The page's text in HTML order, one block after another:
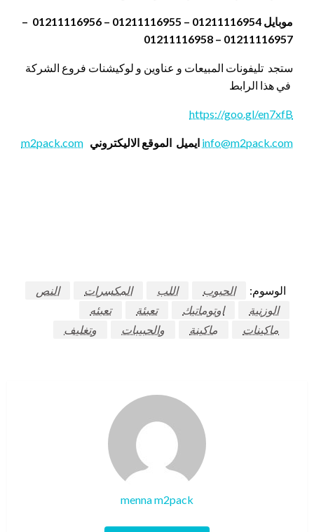
موبايل 01211116954 – 01211116955 – 01211116956 –
01211116957 – 01211116958
ستجد تليفونات المبيعات و عناوين و لوكيشنات فروع الشركة
في هذا الرابط
https://goo.gl/en7xfB
info@m2pack.com ايميل الموقع الاليكتروني m2pack.com
الوسوم: الحبوب اللب المكسرات
النص
الوزنية
اوتوماتيك تعبئة
تعبئه
ماكينات
ماكينة والحبيبات وتغليف
menna m2pack